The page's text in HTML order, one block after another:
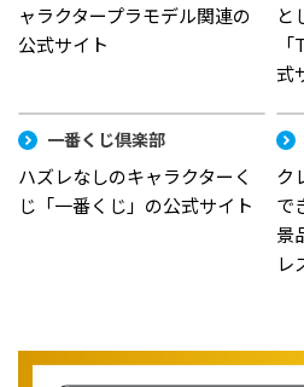
ャラクタープラモデル関連の
公式サイト
と
式
一番くじ倶楽部
ハズレなしのキャラクターく
じ「一番くじ」の公式サイト
ク
で
景
レ